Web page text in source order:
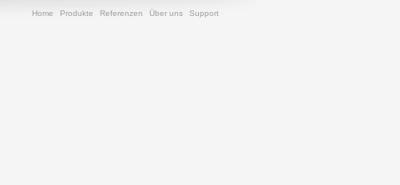
Home Produkte Referenzen Über uns Support